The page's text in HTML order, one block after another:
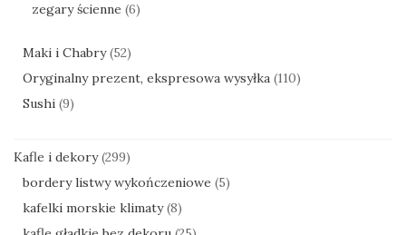
zegary ścienne (6)
Maki i Chabry (52)
Oryginalny prezent, ekspresowa wysyłka (110)
Sushi (9)
Kafle i dekory (299)
bordery listwy wykończeniowe (5)
kafelki morskie klimaty (8)